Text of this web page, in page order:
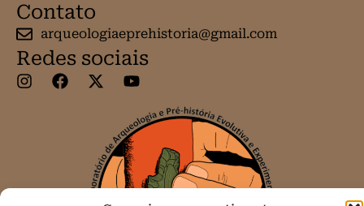
Contato
arqueologiaeprehistoria@gmail.com
Redes sociais